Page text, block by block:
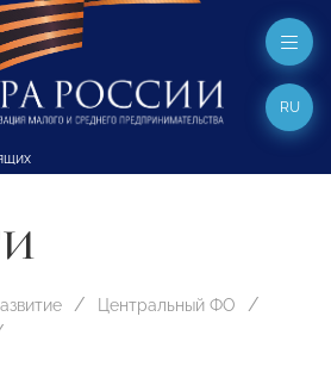
RU
Центральный ФО